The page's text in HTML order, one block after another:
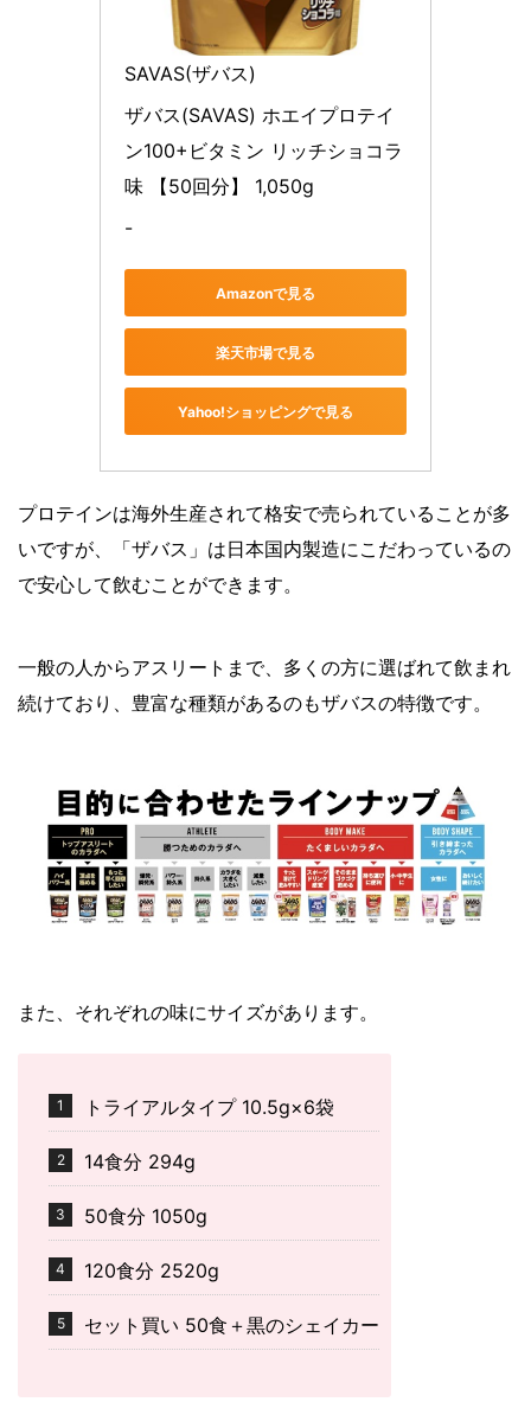
SAVAS(ザバス)
ザバス(SAVAS) ホエイプロテイ
ン100+ビタミン リッチショコラ
味 【50回分】 1,050g
-
Amazonで見る
楽天市場で見る
Yahoo!ショッピングで見る
プロテインは海外生産されて格安で売られていることが多
いですが、「ザバス」は日本国内製造にこだわっているの
で安心して飲むことができます。
一般の人からアスリートまで、多くの方に選ばれて飲まれ
続けており、豊富な種類があるのもザバスの特徴です。
また、それぞれの味にサイズがあります。
トライアルタイプ 10.5g×6袋
14食分 294g
50食分 1050g
120食分 2520g
セット買い 50食＋黒のシェイカー